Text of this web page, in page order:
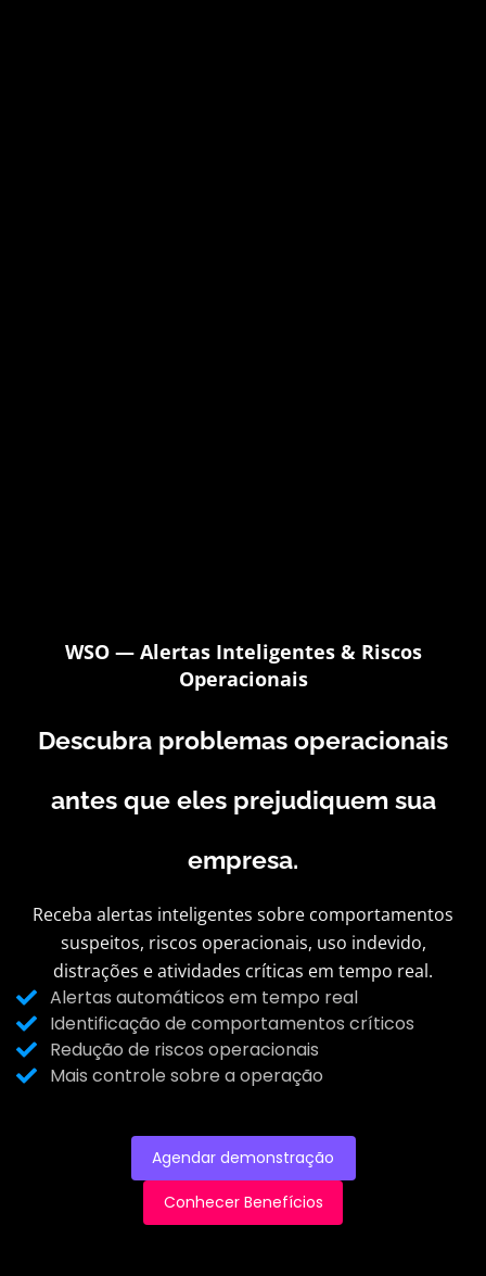
WSO — Alertas Inteligentes & Riscos
Operacionais
Descubra problemas operacionais
antes que eles prejudiquem sua
empresa.
Receba alertas inteligentes sobre comportamentos
suspeitos, riscos operacionais, uso indevido,
distrações e atividades críticas em tempo real.
Alertas automáticos em tempo real
Identificação de comportamentos críticos
Redução de riscos operacionais
Mais controle sobre a operação
Agendar demonstração
Conhecer Benefícios